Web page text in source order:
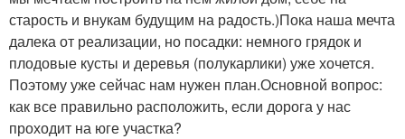
старость и внукам будущим на радость.)Пока наша мечта
далека от реализации, но посадки: немного грядок и
плодовые кусты и деревья (полукарлики) уже хочется.
Поэтому уже сейчас нам нужен план.Основной вопрос:
как все правильно расположить, если дорога у нас
проходит на юге участка?